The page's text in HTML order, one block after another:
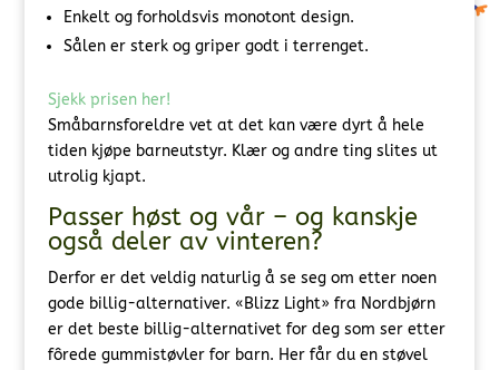
Enkelt og forholdsvis monotont design.
Sålen er sterk og griper godt i terrenget.
Sjekk prisen her!
Småbarnsforeldre vet at det kan være dyrt å hele
tiden kjøpe barneutstyr. Klær og andre ting slites ut
utrolig kjapt.
Passer høst og vår – og kanskje
også deler av vinteren?
Derfor er det veldig naturlig å se seg om etter noen
gode billig-alternativer. «Blizz Light» fra Nordbjørn
er det beste billig-alternativet for deg som ser etter
fôrede gummistøvler for barn. Her får du en støvel